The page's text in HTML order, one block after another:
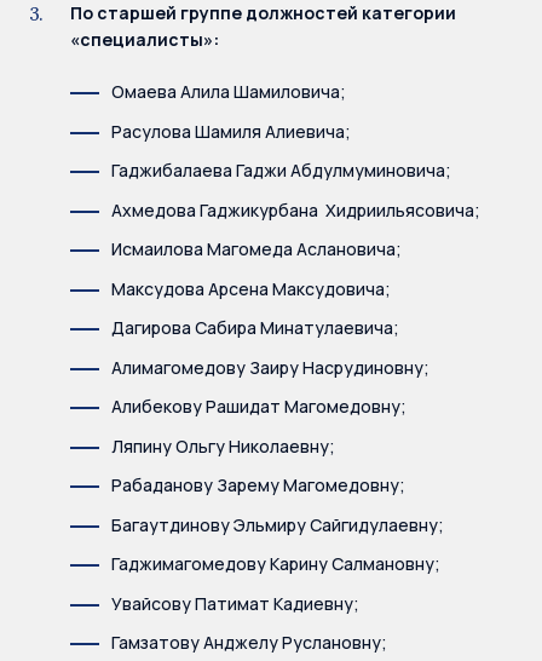
По старшей группе должностей категории
«специалисты»:
Омаева Алила Шамиловича;
Расулова Шамиля Алиевича;
Гаджибалаева Гаджи Абдулмуминовича;
Ахмедова Гаджикурбана Хидриильясовича;
Исмаилова Магомеда Аслановича;
Максудова Арсена Максудовича;
Дагирова Сабира Минатулаевича;
Алимагомедову Заиру Насрудиновну;
Алибекову Рашидат Магомедовну;
Ляпину Ольгу Николаевну;
Рабаданову Зарему Магомедовну;
Багаутдинову Эльмиру Сайгидулаевну;
Гаджимагомедову Карину Салмановну;
Увайсову Патимат Кадиевну;
Гамзатову Анджелу Руслановну;